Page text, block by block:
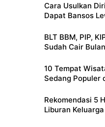
Cara Usulkan
Dapat Bansos
BLT BBM, PIP,
Sudah Cair
10 Tempat
Sedang Populer
Rekomendasi 5
Liburan